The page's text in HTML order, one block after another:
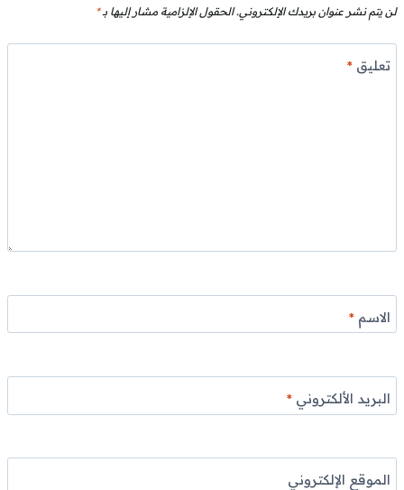
لن يتم نشر عنوان بريدك الإلكتروني. الحقول الإلزامية مشار إليها بـ*
تعليق*
الاسم*
البريد الألكتروني*
الموقع الإلكتروني